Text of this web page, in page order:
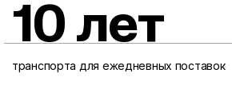
10 лет
транспорта для ежедневных поставок